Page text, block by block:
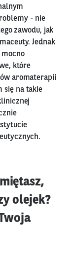
- nie
zawodu, jak
Jednak
które
aromaterapii
się na takie
olejek?